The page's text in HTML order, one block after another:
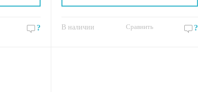
? В наличии Сравнить ?